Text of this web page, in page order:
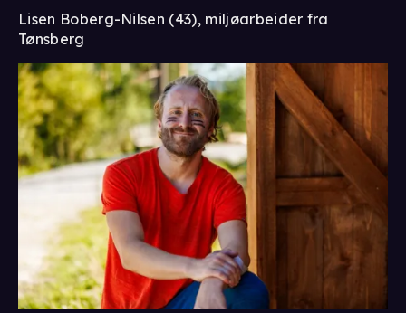
Lisen Boberg-Nilsen (43), miljøarbeider fra
Tønsberg